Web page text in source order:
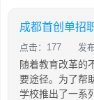
成都首创单招
点击：177 发
随着教育改革的
要途径。为了帮
学校推出了一系